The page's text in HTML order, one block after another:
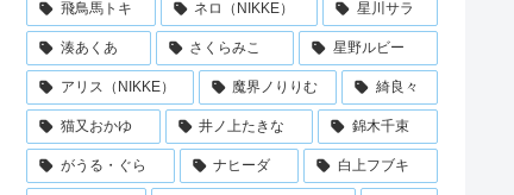
飛鳥馬トキ ネロ（NIKKE） 星川サラ
湊あくあ さくらみこ 星野ルビー
アリス（NIKKE） 魔界ノりりむ 綺良々
猫又おかゆ 井ノ上たきな 錦木千束
がうる・ぐら ナヒーダ 白上フブキ